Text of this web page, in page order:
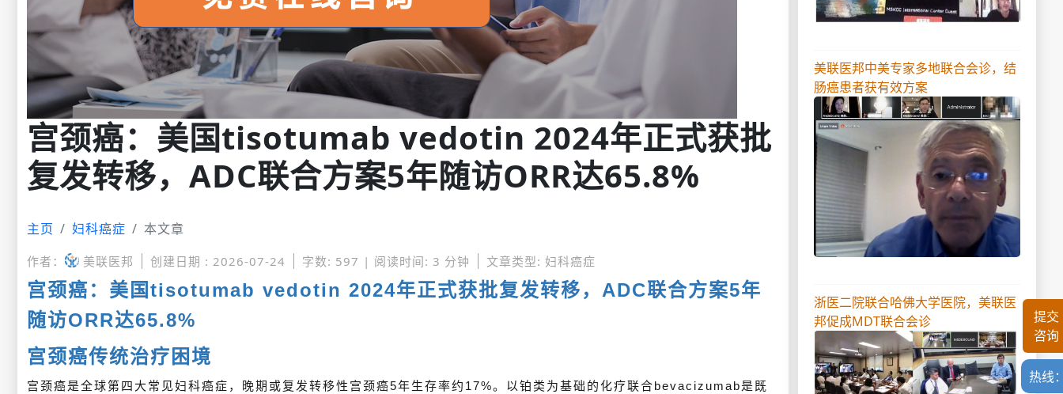
宫颈癌：美国tisotumab vedotin 2024年正式获批
复发转移，ADC联合方案5年随访ORR达65.8%
主页 妇科癌症 本文章
作者： 美联医邦 创建日期 : 2026-07-24 字数: 597 | 阅读时间: 3 分钟 文章类型: 妇科癌症
宫颈癌：美国tisotumab vedotin 2024年正式获批复发转移，ADC联合方案5年
随访ORR达65.8%
宫颈癌传统治疗困境
宫颈癌是全球第四大常见妇科癌症，晚期或复发转移性宫颈癌5年生存率约17%。以铂类为基础的化疗联合bevacizumab是既
美联医邦中美专家多地联合会诊，结
肠癌患者获有效方案
浙医二院联合哈佛大学医院，美联医
邦促成MDT联合会诊
热线
提交
咨询